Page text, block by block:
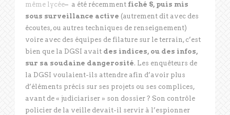
même lycée– a été récemment fiché S, puis mis
sous surveillance active (autrement dit avec des
écoutes, ou autres techniques de renseignement)
voire avec des équipes de filature sur le terrain, c’est
bien que la DGSI avait des indices, ou des infos,
sur sa soudaine dangerosité. Les enquêteurs de
la DGSI voulaient-ils attendre afin d’avoir plus
d’éléments précis sur ses projets ou ses complices,
avant de « judiciariser » son dossier ? Son contrôle
policier de la veille devait-il servir à l’espionner